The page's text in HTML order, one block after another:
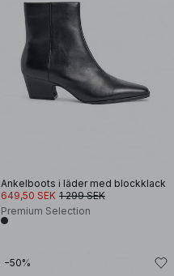
Ankelboots i läder med blockklack
649,50 SEK 1 299 SEK
Premium Selection
−50%